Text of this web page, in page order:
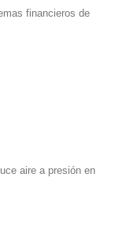
financieros de
aire a presión en